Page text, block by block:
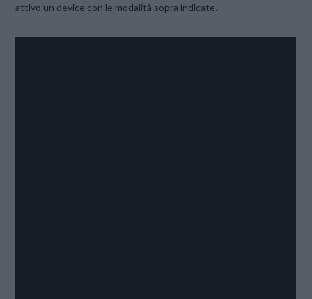
attivo un device con le modalità sopra indicate.